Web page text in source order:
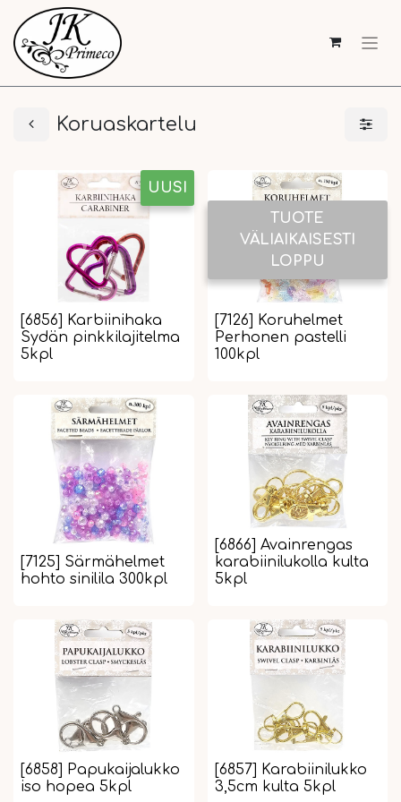
Koruaskartelu
UUSI
[6856] Karbiinihaka
Sydän pinkkilajitelma
5kpl
TUOTE
VÄLIAIKAISESTI
LOPPU
[7126] Koruhelmet
Perhonen pastelli
100kpl
[7125] Särmähelmet
hohto sinilila 300kpl
[6866] Avainrengas
karabiinilukolla kulta
5kpl
[6858] Papukaijalukko
iso hopea 5kpl
[6857] Karabiinilukko
3,5cm kulta 5kpl